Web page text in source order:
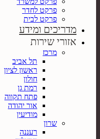
פרקט לחדר
פרקט לבית
מדריכים ומידע
אזורי שירות
מרכז
תל אביב
ראשון לציון
חולון
רמת גן
פתח תקווה
אור יהודה
מודיעין
שרון
רעננה